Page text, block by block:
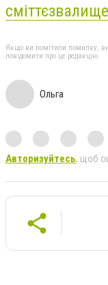
Якщо ви помітили помилку,
повідомити про це редакцію
Ольга
Авторизуйтесь, щоб